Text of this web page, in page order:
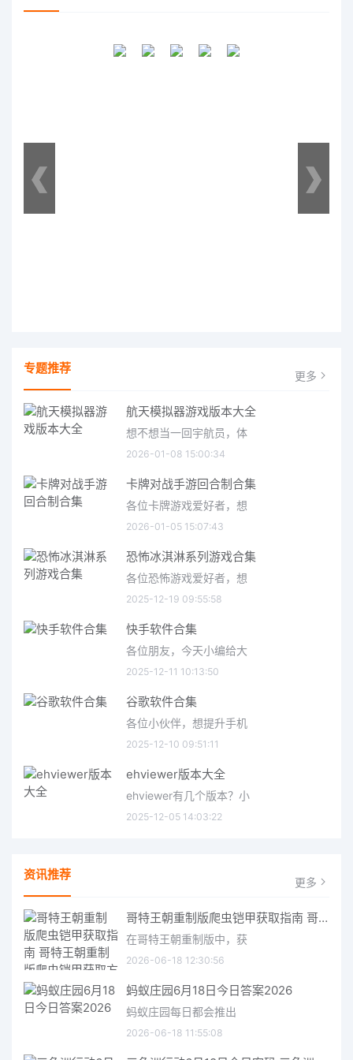
专题推荐 更多
航天模拟器游戏版本大全
想不想当一回宇航员，体
2026-01-08 15:00:34
卡牌对战手游回合制合集
各位卡牌游戏爱好者，想
2026-01-05 15:07:43
恐怖冰淇淋系列游戏合集
各位恐怖游戏爱好者，想
2025-12-19 09:55:58
快手软件合集
各位朋友，今天小编给大
2025-12-11 10:13:50
谷歌软件合集
各位小伙伴，想提升手机
2025-12-10 09:51:11
ehviewer版本大全
ehviewer有几个版本？小
2025-12-05 14:03:22
资讯推荐 更多
哥特王朝重制版爬虫铠甲获取指南 哥特王朝重制版爬虫铠甲获取方法
在哥特王朝重制版中，获
2026-06-18 12:30:56
蚂蚁庄园6月18日今日答案2026
蚂蚁庄园每日都会推出
2026-06-18 11:55:08